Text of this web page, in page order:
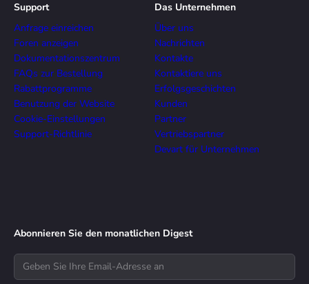
Support
Anfrage einreichen
Foren anzeigen
Dokumentationszentrum
FAQs zur Bestellung
Rabattprogramme
Benutzung der Website
Cookie-Einstellungen
Support-Richtlinie
Das Unternehmen
Über uns
Nachrichten
Kontakte
Kontaktiere uns
Erfolgsgeschichten
Kunden
Partner
Vertriebspartner
Devart für Unternehmen
Abonnieren Sie den monatlichen Digest